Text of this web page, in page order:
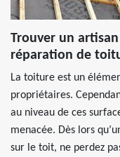
Trouver un
réparation de
La toiture est un
propriétaires.
au niveau de ces
menacée. Dès lors
sur le toit, ne perdez